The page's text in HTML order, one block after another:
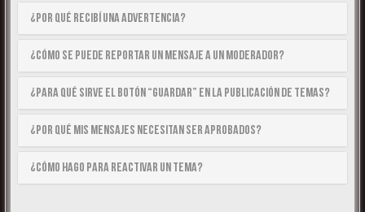
¿Por qué recibí una advertencia?
¿Cómo se puede reportar un mensaje a un moderador?
¿Para qué sirve el botón “Guardar” en la publicación de temas?
¿Por qué mis mensajes necesitan ser aprobados?
¿Cómo hago para reactivar un tema?